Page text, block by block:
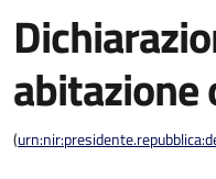
abitazione
(